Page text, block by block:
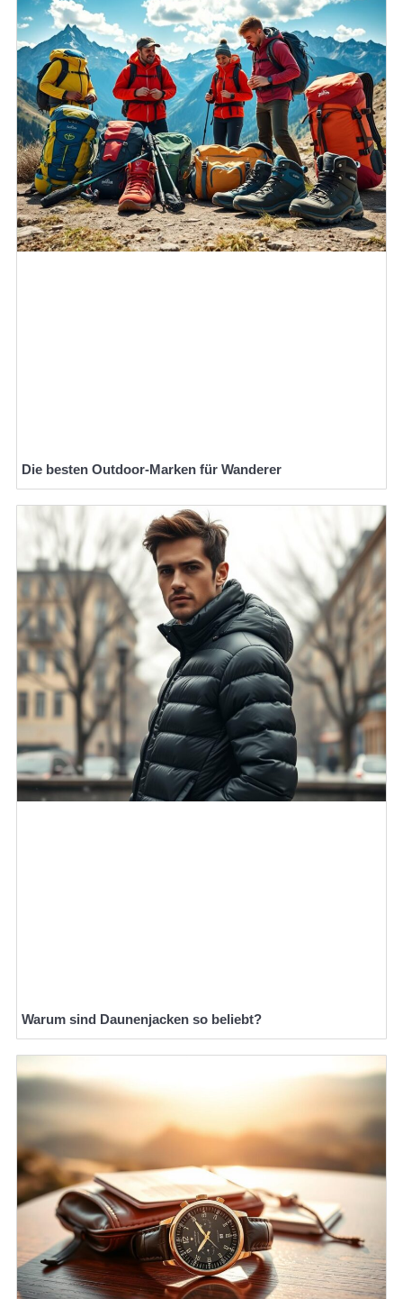
Die besten Outdoor-Marken für Wanderer
Warum sind Daunenjacken so beliebt?